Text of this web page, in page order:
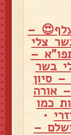
–
צלי
תפו"א –
בשר
סיון
אורה
כמו
•
–